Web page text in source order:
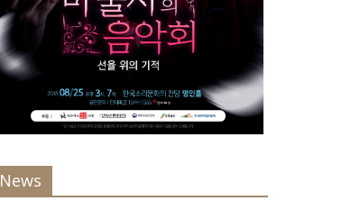
News